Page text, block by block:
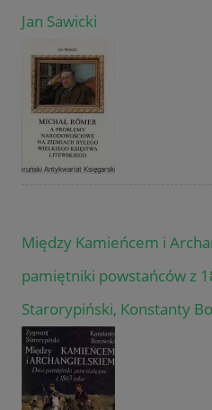
Jan Sawicki
Między Kamieńcem i
pamiętniki powstańców z
Starorypiński, Konstanty